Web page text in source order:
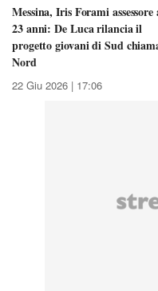
Messina, Iris Forami assessore
23 anni: De Luca rilancia il
progetto giovani di Sud
Nord
22 Giu 2026 | 17:06